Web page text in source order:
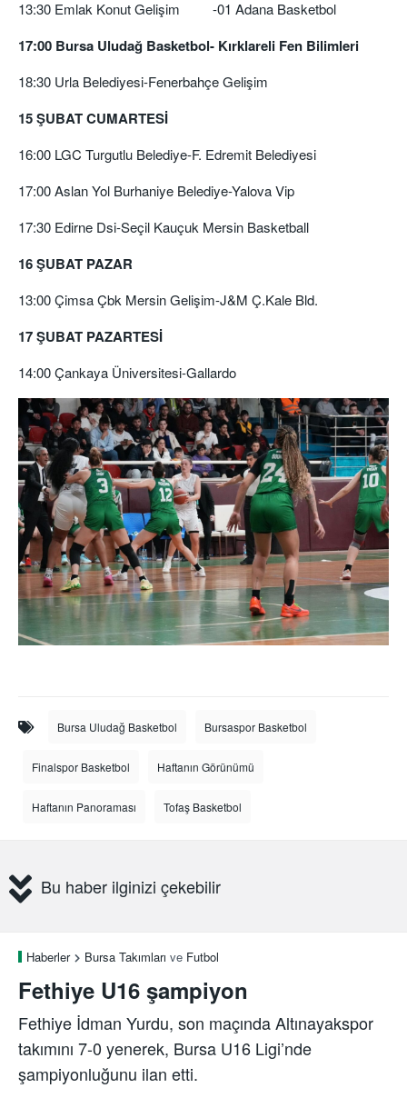
13:30 Emlak Konut Gelişim -01 Adana Basketbol
17:00 Bursa Uludağ Basketbol- Kırklareli Fen Bilimleri
18:30 Urla Belediyesi-Fenerbahçe Gelişim
15 ŞUBAT CUMARTESİ
16:00 LGC Turgutlu Belediye-F. Edremit Belediyesi
17:00 Aslan Yol Burhaniye Belediye-Yalova Vip
17:30 Edirne Dsi-Seçil Kauçuk Mersin Basketball
16 ŞUBAT PAZAR
13:00 Çimsa Çbk Mersin Gelişim-J&M Ç.Kale Bld.
17 ŞUBAT PAZARTESİ
14:00 Çankaya Üniversitesi-Gallardo
Bursa Uludağ Basketbol Bursaspor Basketbol
Finalspor Basketbol Haftanın Görünümü
Haftanın Panoraması Tofaş Basketbol
Bu haber ilginizi çekebilir
Haberler Bursa Takımları ve Futbol
Fethiye U16 şampiyon
Fethiye İdman Yurdu, son maçında Altınayakspor
takımını 7-0 yenerek, Bursa U16 Ligi’nde
şampiyonluğunu ilan etti.